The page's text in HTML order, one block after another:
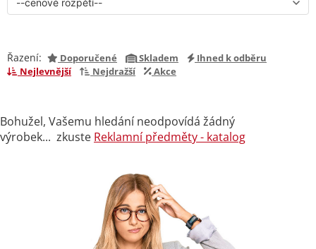
Řazení: Doporučené Skladem
Ihned k odběru
Nejlevnější
Nejdražší Akce
Bohužel, Vašemu hledání neodpovídá žádný
výrobek... zkuste Reklamní předměty - katalog